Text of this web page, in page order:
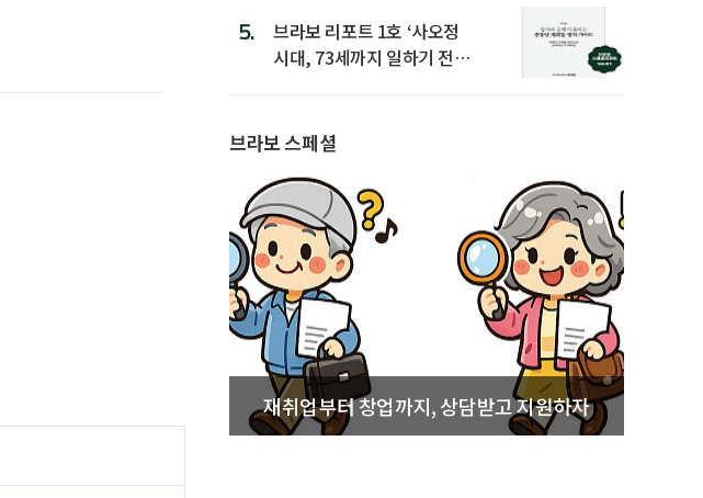
5.
브라보 리포트 1호 ‘사오정
시대, 73세까지 일하기 전략’
브라보 스페셜
재취업부터 창업까지, 상담받고 지원하자